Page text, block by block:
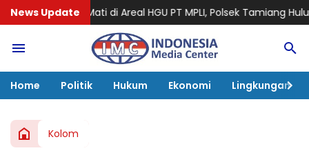
News Update
HGU PT MPLI, Polsek Tamiang Hulu Sterilkan TKP
Home Politik Hukum Ekonomi Lingkungan
Kolom